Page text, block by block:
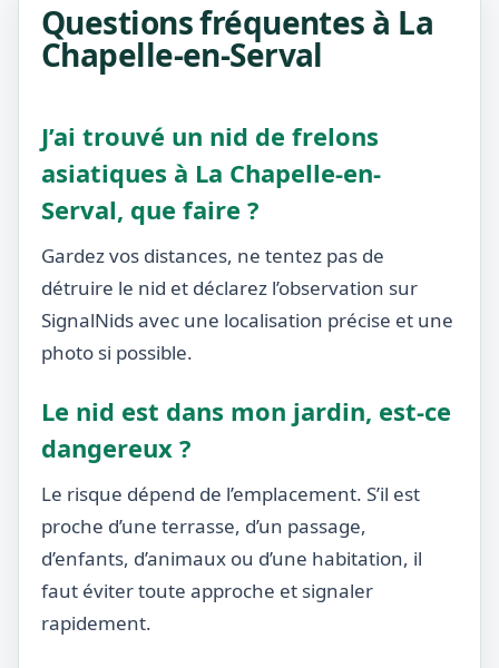
Questions fréquentes à La
Chapelle-en-Serval
J’ai trouvé un nid de frelons
asiatiques à La Chapelle-en-
Serval, que faire ?
Gardez vos distances, ne tentez pas de
détruire le nid et déclarez l’observation sur
SignalNids avec une localisation précise et une
photo si possible.
Le nid est dans mon jardin, est-ce
dangereux ?
Le risque dépend de l’emplacement. S’il est
proche d’une terrasse, d’un passage,
d’enfants, d’animaux ou d’une habitation, il
faut éviter toute approche et signaler
rapidement.